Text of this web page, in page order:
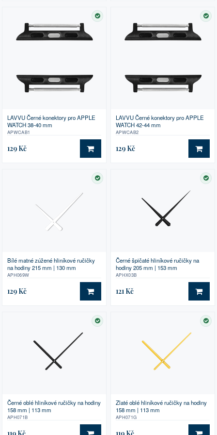
SKLADEM
LAVVU Černé konektory pro APPLE
WATCH 38-40 mm
APWCAB1
129 Kč DO KOŠÍKU
LAVVU Černé konektory pro APPLE
WATCH 42-44 mm
APWCAB2
129 Kč DO
SKLADEM
Bílé matné zúžené hliníkové ručičky
na hodiny 215 mm | 130 mm
APH069W
129 Kč DO KOŠÍKU
Černé špičaté hliníkové ručičky na
hodiny 205 mm | 153 mm
APHX03B
121 Kč DO
SKLADEM
Černé oblé hliníkové ručičky na hodiny
158 mm | 113 mm
APH071B
Zlaté oblé hliníkové ručičky na hodiny
158 mm | 113 mm
APH071G